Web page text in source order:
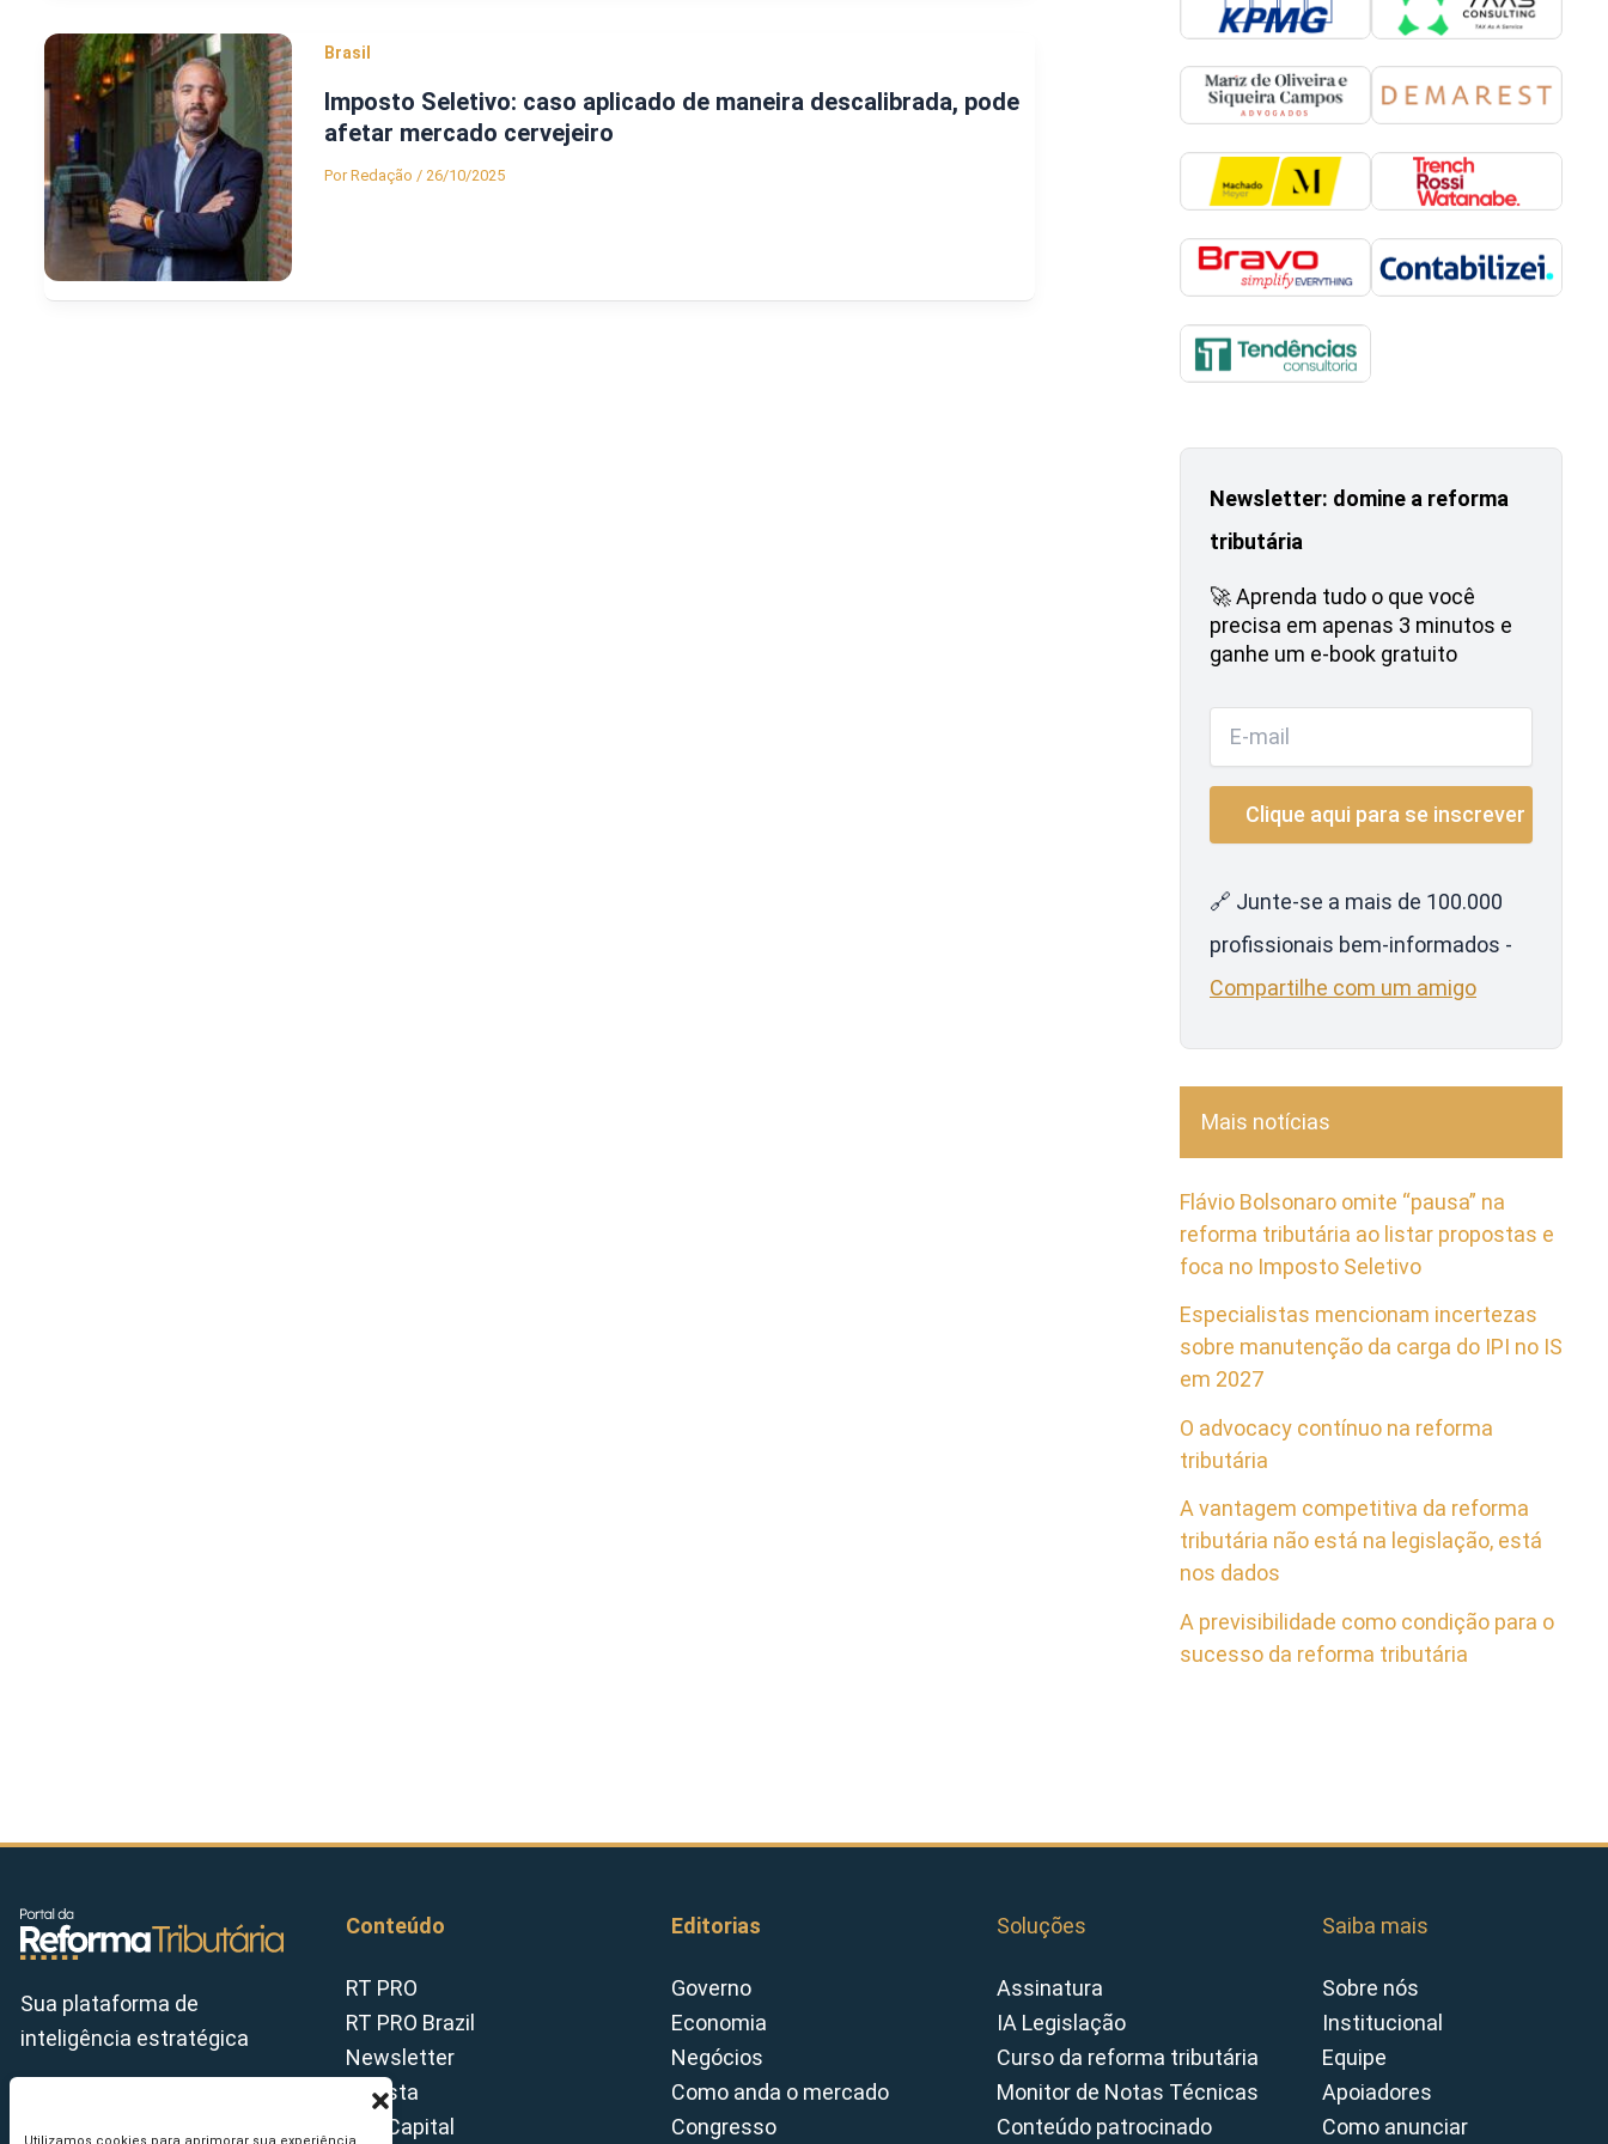
Brasil
Imposto Seletivo: caso aplicado de maneira descalibrada, pode
afetar mercado cervejeiro
PorRedação / 26/10/2025
Newsletter: domine a reforma
tributária
🚀 Aprenda tudo o que você
precisa em apenas 3 minutos e
ganhe um e-book gratuito
🔗 Junte-se a mais de 100.000
profissionais bem-informados -
Compartilhe com um amigo
Mais notícias
Flávio Bolsonaro omite “pausa” na
reforma tributária ao listar propostas e
foca no Imposto Seletivo
Especialistas mencionam incertezas
sobre manutenção da carga do IPI no IS
em 2027
O advocacy contínuo na reforma
tributária
A vantagem competitiva da reforma
tributária não está na legislação, está
nos dados
A previsibilidade como condição para o
sucesso da reforma tributária
Sua plataforma de
inteligência estratégica
Conteúdo
RT PRO
RT PRO Brazil
Newsletter
Revista
Tax Capital
Editorias
Governo
Economia
Negócios
Como anda o mercado
Congresso
Soluções
Assinatura
IA Legislação
Curso da reforma tributária
Monitor de Notas Técnicas
Conteúdo patrocinado
Saiba mais
Sobre nós
Institucional
Equipe
Apoiadores
Como anunciar